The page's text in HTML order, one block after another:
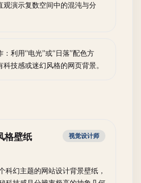
观演示复数空间中的混沌与分
利用“电光”或“日落”配色方
技感或迷幻风格的网页背景。
格壁纸 视觉设计师
科幻主题的网站设计背景壁纸，